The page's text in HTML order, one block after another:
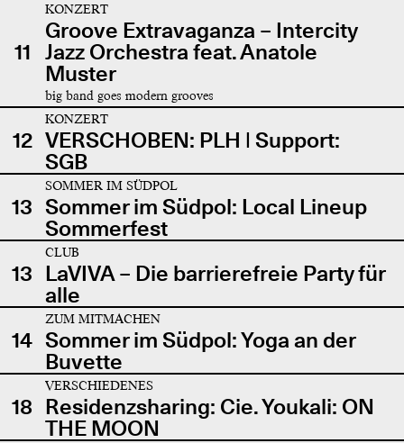
11
KONZERT
Groove Extravaganza – Intercity
Jazz Orchestra feat. Anatole
Muster
big band goes modern grooves
12
KONZERT
VERSCHOBEN: PLH | Support:
SGB
13
SOMMER IM SÜDPOL
Sommer im Südpol: Local Lineup
Sommerfest
13
CLUB
LaVIVA – Die barrierefreie Party für
alle
14
ZUM MITMACHEN
Sommer im Südpol: Yoga an der
Buvette
18
VERSCHIEDENES
Residenzsharing: Cie. Youkali: ON
THE MOON